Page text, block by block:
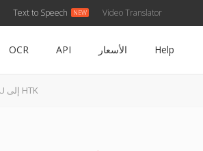
Text to Speech Video Translator
OCR API الأسعار Help
SOU إلى HTK